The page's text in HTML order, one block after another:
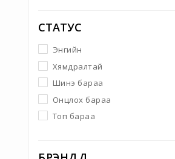
СТАТУС
Энгийн
Хямдралтай
Шинэ бараа
Онцлох бараа
Топ бараа